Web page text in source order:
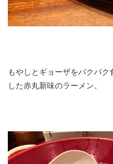
もやしとギョーザをパクパク
した赤丸新味のラーメン。